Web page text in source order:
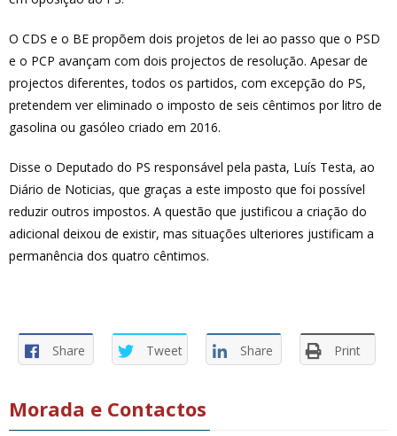
O CDS e o BE propõem dois projetos de lei ao passo que o PSD
e o PCP avançam com dois projectos de resolução. Apesar de
projectos diferentes, todos os partidos, com excepção do PS,
pretendem ver eliminado o imposto de seis cêntimos por litro de
gasolina ou gasóleo criado em 2016.
Disse o Deputado do PS responsável pela pasta, Luís Testa, ao
Diário de Noticias, que graças a este imposto que foi possível
reduzir outros impostos. A questão que justificou a criação do
adicional deixou de existir, mas situações ulteriores justificam a
permanência dos quatro cêntimos.
Share Tweet Share Print
Morada e Contactos